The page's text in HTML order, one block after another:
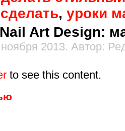
, уроки
Art Design:
2013. Автор:
to see this content.